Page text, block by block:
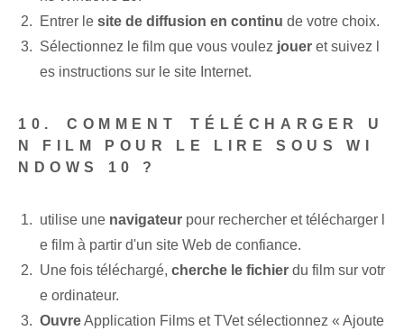
Entrer le site de diffusion en continu de votre choix.
Sélectionnez le film que vous voulez jouer ⁤et suivez l
es instructions ‌sur le site Internet.
10.⁤ COMMENT⁢ TÉLÉCHARGER U
N FILM POUR LE LIRE SOUS WI
NDOWS 10 ?
utilise une navigateur pour ‌rechercher⁢ et télécharger l
e film à partir d'un site Web de confiance.
Une fois téléchargé, cherche le fichier du film sur votr
e ordinateur.
OuvreApplication Films et TV⁢et sélectionnez⁣ « Ajoute